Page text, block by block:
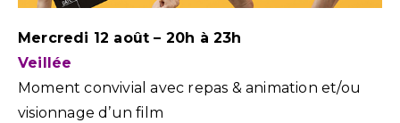
Mercredi 12 août – 20h à 23h
Veillée
Moment convivial avec repas & animation et/ou
visionnage d’un film